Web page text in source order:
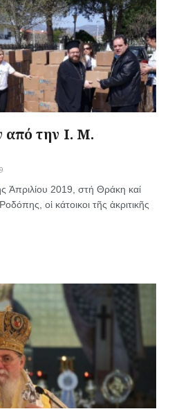
από την Ι. Μ.
Ἀπριλίου 2019, στή Θράκη καί
οἱ κάτοικοι τῆς ἀκριτικῆς